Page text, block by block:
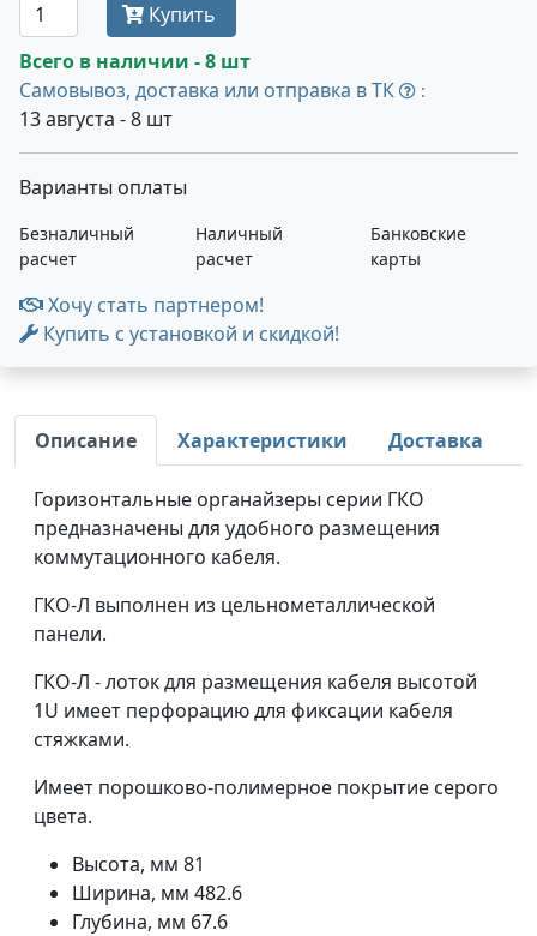
Купить
Всего в наличии - 8 шт
Самовывоз, доставка или отправка в ТК
:
13 августа - 8 шт
Варианты оплаты
Безналичный
расчет
Наличный
расчет
Банковские
карты
Хочу стать партнером!
Купить с установкой и скидкой!
Описание Характеристики Доставка
Горизонтальные органайзеры серии ГКО
предназначены для удобного размещения
коммутационного кабеля.
ГКО-Л выполнен из цельнометаллической
панели.
ГКО-Л - лоток для размещения кабеля высотой
1U имеет перфорацию для фиксации кабеля
стяжками.
Имеет порошково-полимерное покрытие серого
цвета.
Высота, мм 81
Ширина, мм 482.6
Глубина, мм 67.6